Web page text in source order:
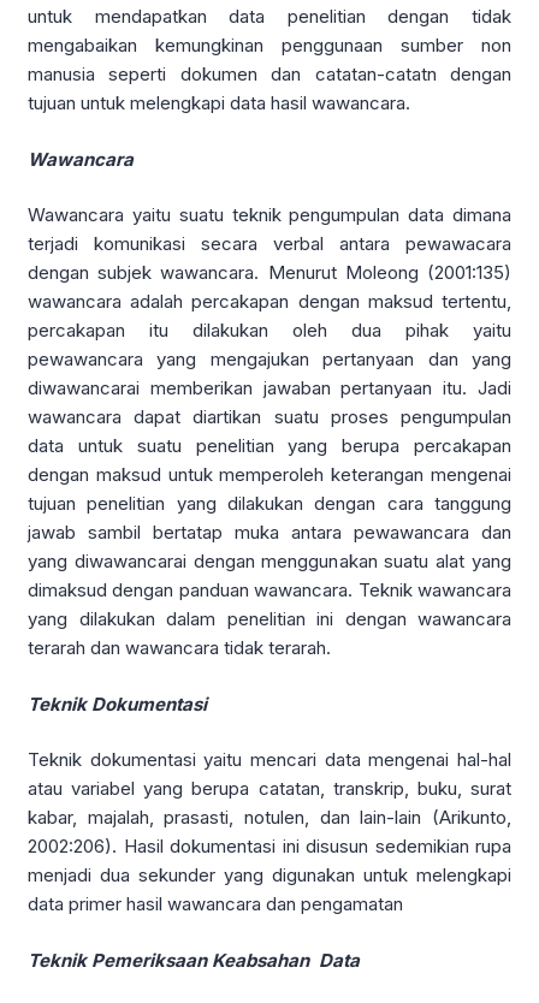
untuk mendapatkan data penelitian dengan tidak
mengabaikan kemungkinan penggunaan sumber non
manusia seperti dokumen dan catatan-catatn dengan
tujuan untuk melengkapi data hasil wawancara.
Wawancara
Wawancara yaitu suatu teknik pengumpulan data dimana
terjadi komunikasi secara verbal antara pewawacara
dengan subjek wawancara. Menurut Moleong (2001:135)
wawancara adalah percakapan dengan maksud tertentu,
percakapan itu dilakukan oleh dua pihak yaitu
pewawancara yang mengajukan pertanyaan dan yang
diwawancarai memberikan jawaban pertanyaan itu. Jadi
wawancara dapat diartikan suatu proses pengumpulan
data untuk suatu penelitian yang berupa percakapan
dengan maksud untuk memperoleh keterangan mengenai
tujuan penelitian yang dilakukan dengan cara tanggung
jawab sambil bertatap muka antara pewawancara dan
yang diwawancarai dengan menggunakan suatu alat yang
dimaksud dengan panduan wawancara. Teknik wawancara
yang dilakukan dalam penelitian ini dengan wawancara
terarah dan wawancara tidak terarah.
Teknik Dokumentasi
Teknik dokumentasi yaitu mencari data mengenai hal-hal
atau variabel yang berupa catatan, transkrip, buku, surat
kabar, majalah, prasasti, notulen, dan lain-lain (Arikunto,
2002:206). Hasil dokumentasi ini disusun sedemikian rupa
menjadi dua sekunder yang digunakan untuk melengkapi
data primer hasil wawancara dan pengamatan
Teknik Pemeriksaan Keabsahan Data